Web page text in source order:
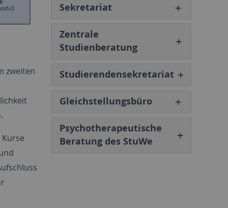
zweiten
Sekretariat
Zentrale
Studienberatung
Studierendensekretariat
Gleichstellungsbüro
Psychotherapeutische
Beratung des StuWe